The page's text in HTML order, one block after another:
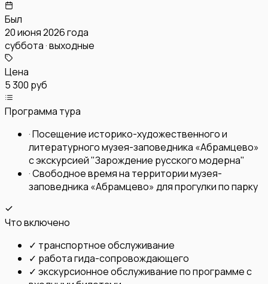
Был
20 июня 2026 года
суббота · выходные
Цена
5 300 руб
Программа тура
·Посещение историко-художественного и
литературного музея-заповедника «Абрамцево»
с экскурсией "Зарождение русского модерна"
·Свободное время на территории музея-
заповедника «Абрамцево» для прогулки по парку
Что включено
✓ транспортное обслуживание
✓ работа гида-сопровождающего
✓ экскурсионное обслуживание по программе с